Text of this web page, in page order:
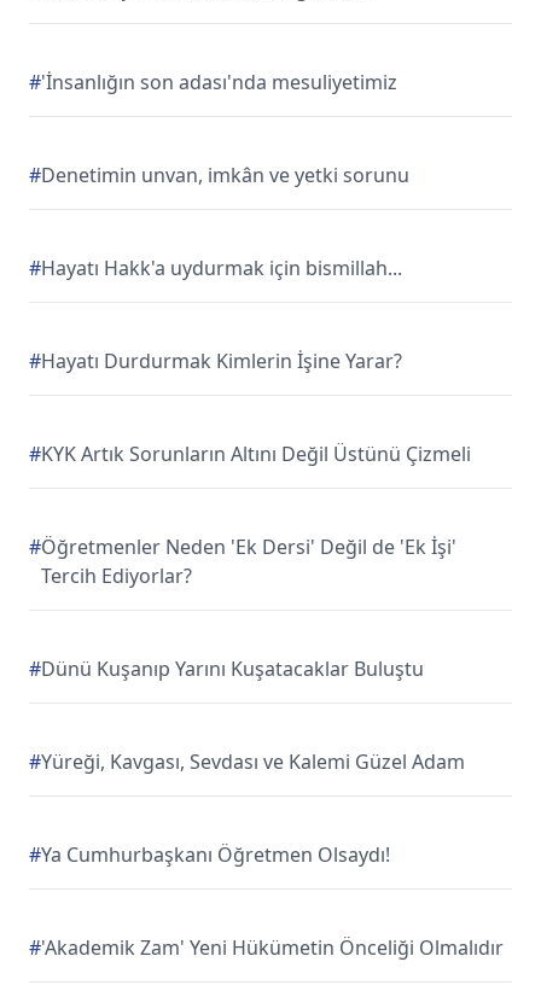
#'İnsanlığın son adası'nda mesuliyetimiz
#Denetimin unvan, imkân ve yetki sorunu
#Hayatı Hakk'a uydurmak için bismillah...
#Hayatı Durdurmak Kimlerin İşine Yarar?
#KYK Artık Sorunların Altını Değil Üstünü Çizmeli
#Öğretmenler Neden 'Ek Dersi' Değil de 'Ek İşi'
Tercih Ediyorlar?
#Dünü Kuşanıp Yarını Kuşatacaklar Buluştu
#Yüreği, Kavgası, Sevdası ve Kalemi Güzel Adam
#Ya Cumhurbaşkanı Öğretmen Olsaydı!
#'Akademik Zam' Yeni Hükümetin Önceliği Olmalıdır